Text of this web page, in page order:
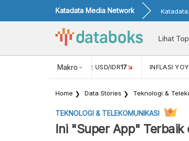
Katadata Media Network
Lihat
Makro
NILAI TUKAR USD/IDR17 INFLASI
Home Data Stories Teknologi &
TEKNOLOGI & TELEKOMUNIKASI
Ini "Super App" Terbaik